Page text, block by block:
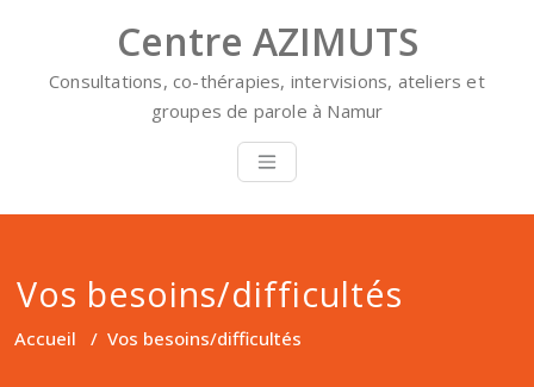
content
Centre AZIMUTS
Consultations, co-thérapies, intervisions, ateliers et
groupes de parole à Namur
Vos besoins/difficultés
Accueil / Vos besoins/difficultés